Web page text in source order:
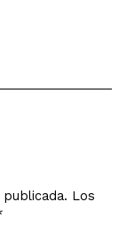
Los